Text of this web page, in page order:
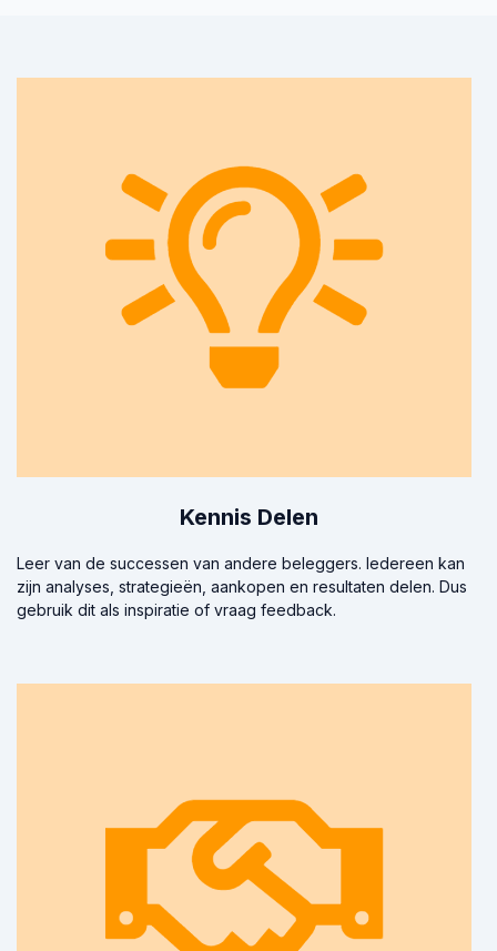
Kennis Delen
Leer van de successen van andere beleggers. Iedereen kan
zijn analyses, strategieën, aankopen en resultaten delen. Dus
gebruik dit als inspiratie of vraag feedback.